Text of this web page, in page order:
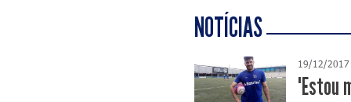
NOTÍCIAS
19/12/2017
"Estou